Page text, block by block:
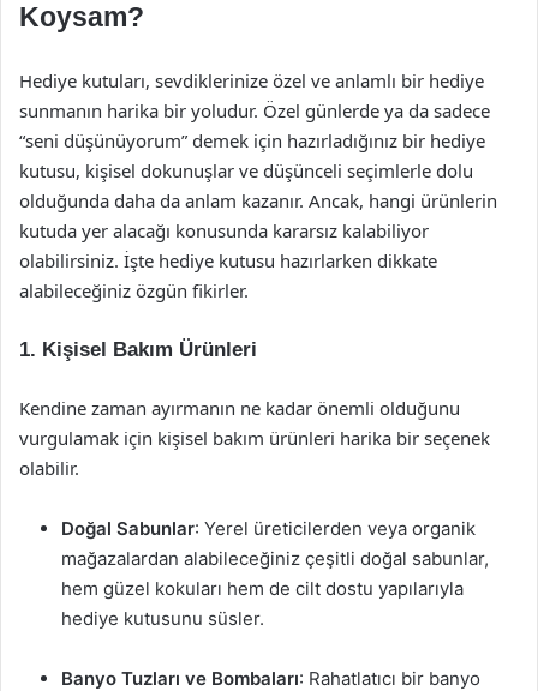
Koysam?
Hediye kutuları, sevdiklerinize özel ve anlamlı bir hediye
sunmanın harika bir yoludur. Özel günlerde ya da sadece
“seni düşünüyorum” demek için hazırladığınız bir hediye
kutusu, kişisel dokunuşlar ve düşünceli seçimlerle dolu
olduğunda daha da anlam kazanır. Ancak, hangi ürünlerin
kutuda yer alacağı konusunda kararsız kalabiliyor
olabilirsiniz. İşte hediye kutusu hazırlarken dikkate
alabileceğiniz özgün fikirler.
1. Kişisel Bakım Ürünleri
Kendine zaman ayırmanın ne kadar önemli olduğunu
vurgulamak için kişisel bakım ürünleri harika bir seçenek
olabilir.
Doğal Sabunlar: Yerel üreticilerden veya organik
mağazalardan alabileceğiniz çeşitli doğal sabunlar,
hem güzel kokuları hem de cilt dostu yapılarıyla
hediye kutusunu süsler.
Banyo Tuzları ve Bombaları: Rahatlatıcı bir banyo